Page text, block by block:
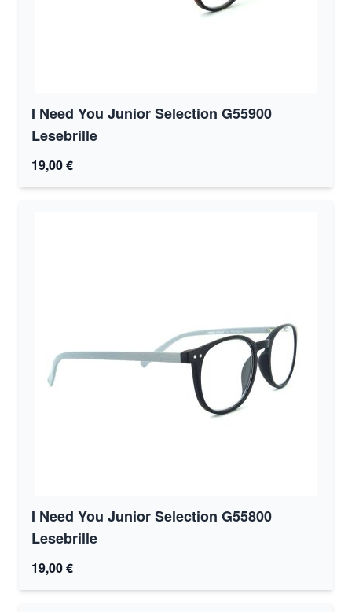
I Need You Junior Selection G55900
Lesebrille
19,00 €
I Need You Junior Selection G55800
Lesebrille
19,00 €